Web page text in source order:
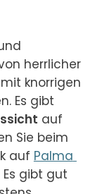
herrlicher
mit knorrigen
Es gibt
auf
Sie beim
auf Palma
gibt gut